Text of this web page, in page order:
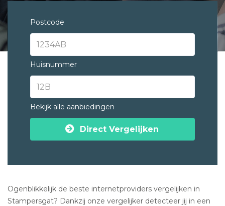
Postcode
Huisnummer
Bekijk alle aanbiedingen
Direct Vergelijken
Ogenblikkelijk de beste internetproviders vergelijken in
Stampersgat? Dankzij onze vergelijker detecteer jij in een